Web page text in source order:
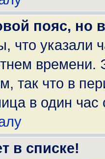
пояс, но
что указали
времени.
так что в
в один
в списке!